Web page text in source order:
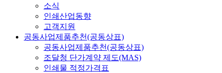
소식
인쇄산업동향
고객지원
공동사업제품추천(공동상표)
공동사업제품추천(공동상표)
조달청 단가계약 제도(MAS)
인쇄물 적정가격표